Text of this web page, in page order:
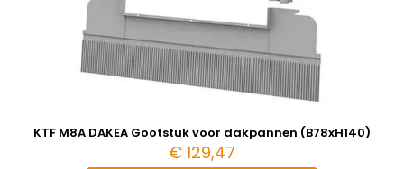
KTF M8A DAKEA Gootstuk voor dakpannen (B78xH140)
€ 129,47